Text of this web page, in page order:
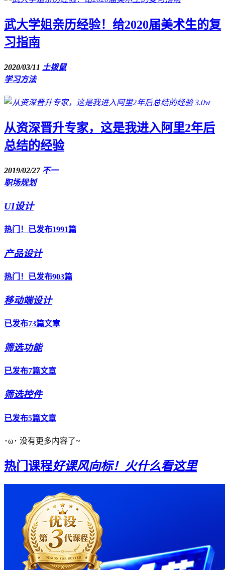
武大学姐亲历经验！给2020届美术生的复
习指南
2020/03/11 土拨鼠
学习方法
3.0w
从资深晋升专家，这是我进入阿里2年后
总结的经验
2019/02/27 不一
职场规划
UI设计
热门！已发布1991篇
产品设计
热门！已发布903篇
移动端设计
已发布73篇文章
筛选功能
已发布7篇文章
筛选控件
已发布5篇文章
･ω･ 没有更多内容了~
热门课程好课风向标！火什么看这里